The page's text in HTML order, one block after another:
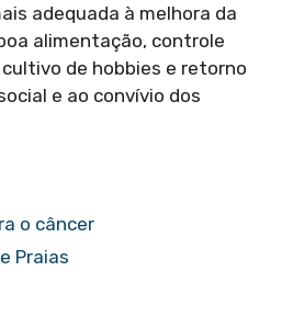
adequada à melhora da
alimentação, controle
de hobbies e retorno
e ao convívio dos
o câncer
Praias